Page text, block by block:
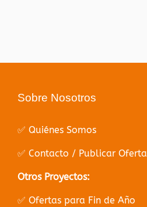
Sobre Nosotros
✅ Quiénes Somos
✅ Contacto / Publicar Oferta
Otros Proyectos:
✅ Ofertas para Fin de Año